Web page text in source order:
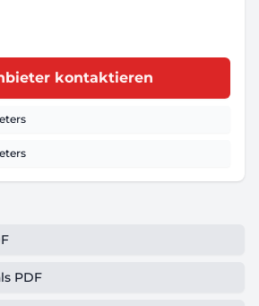
kontaktieren
PDF